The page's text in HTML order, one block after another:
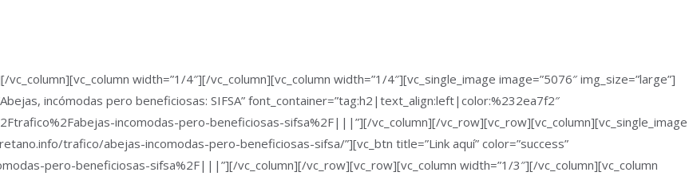
width=”1/4″][/vc_column][vc_column width=”1/4″][vc_single_image image=”5076″ img_size=”large”]
incómodas pero beneficiosas: SIFSA” font_container=”tag:h2|text_align:left|color:%232ea7f2″
incomodas-pero-beneficiosas-sifsa%2F|||”][/vc_column][/vc_row][vc_row][vc_column][vc_single_image
trafico/abejas-incomodas-pero-beneficiosas-sifsa/”][vc_btn title=”Link aquí” color=”success”
pero-beneficiosas-sifsa%2F|||”][/vc_column][/vc_row][vc_row][vc_column width=”1/3″][/vc_column][vc_column